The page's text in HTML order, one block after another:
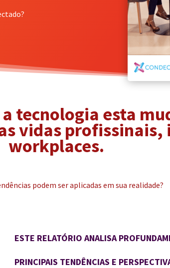
tecnologia esta
vidas profissinais,
workplaces.
podem ser aplicadas em sua realidade?
ESTE RELATÓRIO ANALISA
PRINCIPAIS TENDÊNCIAS E